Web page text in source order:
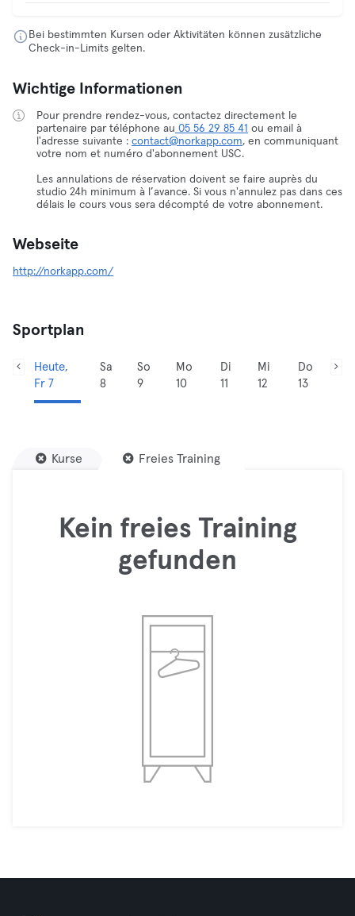
Bei bestimmten Kursen oder Aktivitäten können zusätzliche
Check-in-Limits gelten.
Wichtige Informationen
Pour prendre rendez-vous, contactez directement le
partenaire par téléphone au 05 56 29 85 41 ou email à
l'adresse suivante : contact@norkapp.com, en communiquant
votre nom et numéro d'abonnement USC.
Les annulations de réservation doivent se faire auprès du
studio 24h minimum à l’avance. Si vous n'annulez pas dans ces
délais le cours vous sera décompté de votre abonnement.
Webseite
http://norkapp.com/
Sportplan
Heute,
Fr 7
Sa
8
So
9
Mo
10
Di
11
Mi
12
Do
13
Kurse Freies Training
Kein freies Training
gefunden